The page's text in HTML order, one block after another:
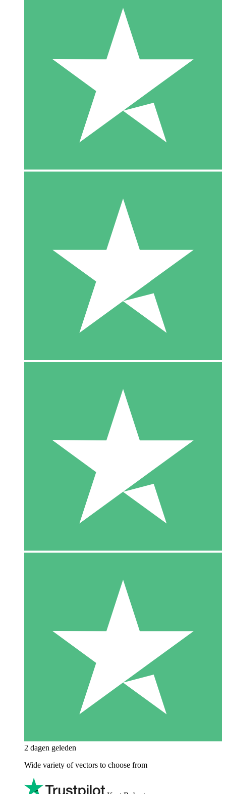
2 dagen geleden
Wide variety of vectors to choose from